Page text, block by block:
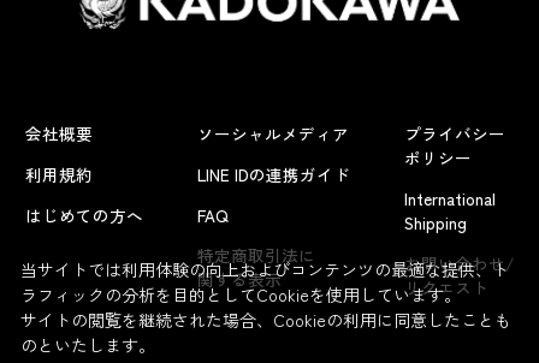
会社概要
利用規約
はじめての方へ
ソーシャルメディア
LINE IDの連携ガイド
FAQ
特定商取引法に
関する表示
プライバシー
ポリシー
International
Shipping
お問い合わせ/
リクエスト
当サイトでは利用体験の向上およびコンテンツの最適な提供、ト
ラフィックの分析を目的としてCookieを使用しています。
サイトの閲覧を継続された場合、Cookieの利用に同意したことも
のといたします。